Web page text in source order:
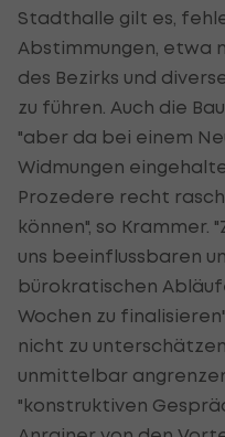
Stadthalle gilt es,
Abstimmungen, etwa
des Bezirks und
zu führen. Auch die
"aber da bei einem
Widmungen
Prozedere recht
können", so Krammer.
uns beeinflussbaren
bürokratischen
Wochen zu
nicht zu
unmittelbar
"konstruktiven